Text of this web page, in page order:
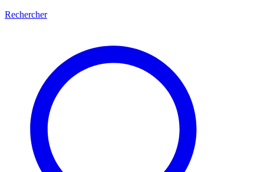
Rechercher